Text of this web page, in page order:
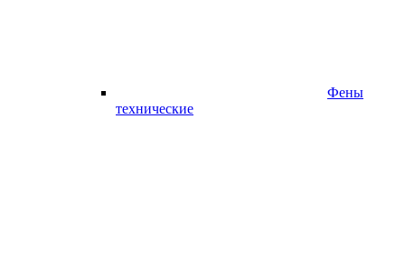
Фены
технические